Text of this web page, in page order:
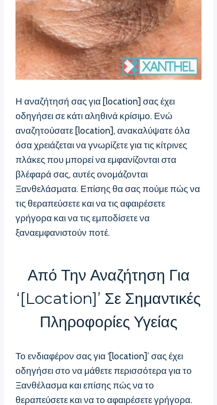
Η αναζήτησή σας για [location] σας έχει
οδηγήσει σε κάτι αληθινά κρίσιμο. Ενώ
αναζητούσατε [location], ανακαλύψατε όλα
όσα χρειάζεται να γνωρίζετε για τις κίτρινες
πλάκες που μπορεί να εμφανίζονται στα
βλέφαρά σας, αυτές ονομάζονται
Ξανθελάσματα. Επίσης θα σας πούμε πώς να
τις θεραπεύσετε και να τις αφαιρέσετε
γρήγορα και να τις εμποδίσετε να
ξαναεμφανιστούν ποτέ.
Από Την Αναζήτηση Για
‘[location]’ Σε Σημαντικές
Πληροφορίες Υγείας
Το ενδιαφέρον σας για ‘[location]’ σας έχει
οδηγήσει στο να μάθετε περισσότερα για το
Ξανθέλασμα και επίσης πώς να το
θεραπεύσετε και να το αφαιρέσετε γρήγορα.